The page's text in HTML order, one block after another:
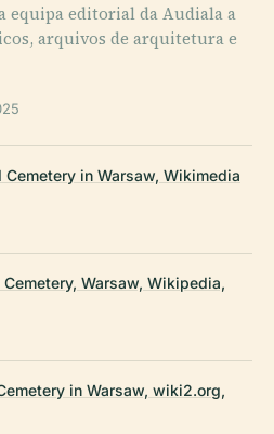
equipa editorial da Audiala a
arquivos de arquitetura e
Cemetery in Warsaw, Wikimedia
Warsaw, Wikipedia,
in Warsaw, wiki2.org,